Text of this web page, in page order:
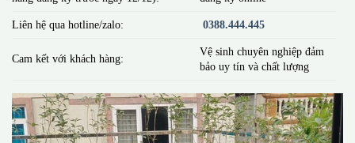
Liên hệ qua hotline/zalo: 0388.444.445
Cam kết với khách hàng:
Vệ sinh chuyên nghiệp đảm
bảo uy tín và chất lượng